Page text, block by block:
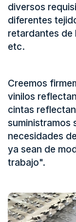
Revestimiento
Acerca de
Nuevo producto
Catalogar
Vídeo
Contacto
diversos
diferentes
retardantes de
etc.
Creemos
vinilos
cintas
suministramos
necesidades
ya sean de
trabajo".